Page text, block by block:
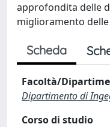
approfondita delle
miglioramento
Scheda
Facoltà/
Dipartimento di
Corso di studio